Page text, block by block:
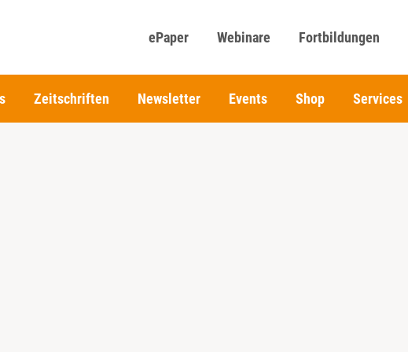
ePaper Webinare Fortbildungen
Zeitschriften Newsletter Events Shop Services